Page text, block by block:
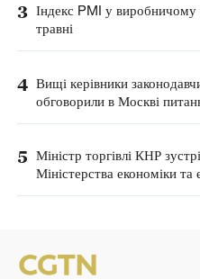
3 Індекс PMI у виробничому
травні
4 Вищі керівники
обговорили в Москві
5 Міністр торгівлі КНР
Міністерства економіки